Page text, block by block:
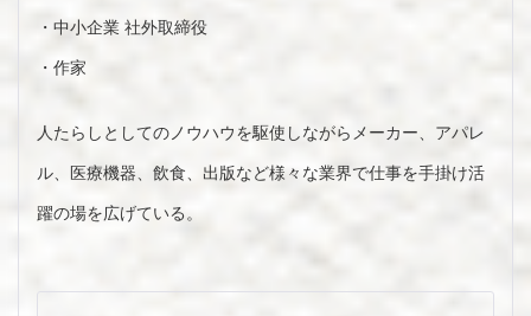
・中小企業 社外取締役
・作家
人たらしとしてのノウハウを駆使しながらメーカー、アパレ
ル、医療機器、飲食、出版など様々な業界で仕事を手掛け活
躍の場を広げている。